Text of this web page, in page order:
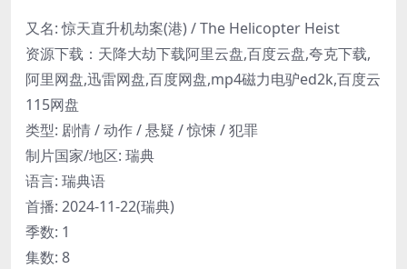
又名: 惊天直升机劫案(港) / The Helicopter Heist
资源下载：天降大劫下载阿里云盘,百度云盘,夸克下载,
阿里网盘,迅雷网盘,百度网盘,mp4磁力电驴ed2k,百度云
115网盘
类型: 剧情 / 动作 / 悬疑 / 惊悚 / 犯罪
制片国家/地区: 瑞典
语言: 瑞典语
首播: 2024-11-22(瑞典)
季数: 1
集数: 8